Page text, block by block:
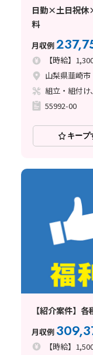
日勤×土日祝
料
月収例
【時給】
山梨県韮崎市
組立・組付け
55992-00
キープ
【紹介案件】
月収例
【時給】